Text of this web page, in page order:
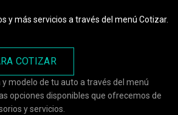
y más servicios a través del menú Cotizar.
COTIZAR
modelo de tu auto a través del menú
opciones disponibles que ofrecemos de
y servicios.